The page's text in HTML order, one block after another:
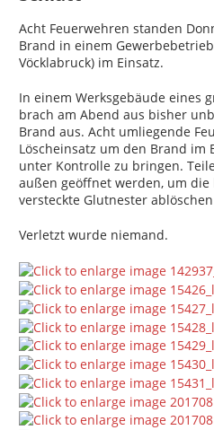
Acht Feuerwehren standen
Brand in einem
Vöcklabruck) im Einsatz.
In einem Werksgebäude eines
brach am Abend aus bisher
Brand aus. Acht umliegende
Löscheinsatz um den Brand im
unter Kontrolle zu bringen.
außen geöffnet werden, um
versteckte Glutnester
Verletzt wurde niemand.